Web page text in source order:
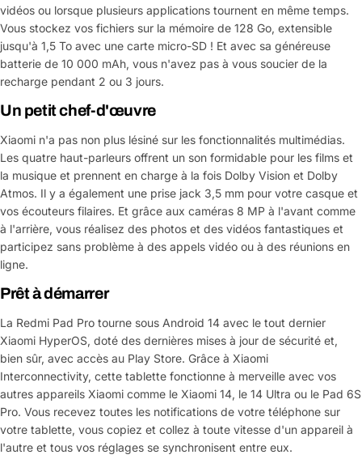
vidéos ou lorsque plusieurs applications tournent en même temps.
Vous stockez vos fichiers sur la mémoire de 128 Go, extensible
jusqu'à 1,5 To avec une carte micro-SD ! Et avec sa généreuse
batterie de 10 000 mAh, vous n'avez pas à vous soucier de la
recharge pendant 2 ou 3 jours.
Un petit chef-d'œuvre
Xiaomi n'a pas non plus lésiné sur les fonctionnalités multimédias.
Les quatre haut-parleurs offrent un son formidable pour les films et
la musique et prennent en charge à la fois Dolby Vision et Dolby
Atmos. Il y a également une prise jack 3,5 mm pour votre casque et
vos écouteurs filaires. Et grâce aux caméras 8 MP à l'avant comme
à l'arrière, vous réalisez des photos et des vidéos fantastiques et
participez sans problème à des appels vidéo ou à des réunions en
ligne.
Prêt à démarrer
La Redmi Pad Pro tourne sous Android 14 avec le tout dernier
Xiaomi HyperOS, doté des dernières mises à jour de sécurité et,
bien sûr, avec accès au Play Store. Grâce à Xiaomi
Interconnectivity, cette tablette fonctionne à merveille avec vos
autres appareils Xiaomi comme le Xiaomi 14, le 14 Ultra ou le Pad 6S
Pro. Vous recevez toutes les notifications de votre téléphone sur
votre tablette, vous copiez et collez à toute vitesse d'un appareil à
l'autre et tous vos réglages se synchronisent entre eux.
Poser une question
Votre
nom